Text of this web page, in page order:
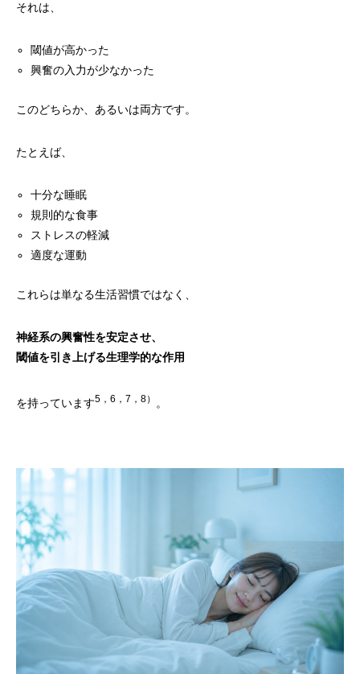
それは、
閾値が高かった
興奮の入力が少なかった
このどちらか、あるいは両方です。
たとえば、
十分な睡眠
規則的な食事
ストレスの軽減
適度な運動
これらは単なる生活習慣ではなく、
神経系の興奮性を安定させ、
閾値を引き上げる生理学的な作用
を持っています5，6，7，8） 。